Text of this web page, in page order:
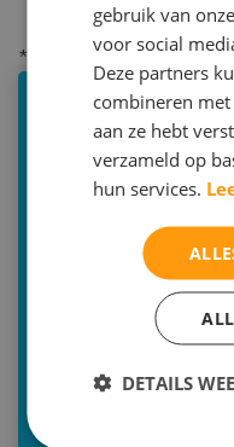
* = verplicht
Bijles
€65,00 per uur
Minimale afname: 4
Voor wie: vanaf
Bilthoven | Zeist |
(tarief op
gebruik van
voor social
Deze partners
combineren
aan ze hebt
verzameld op
hun services.
DETAILS